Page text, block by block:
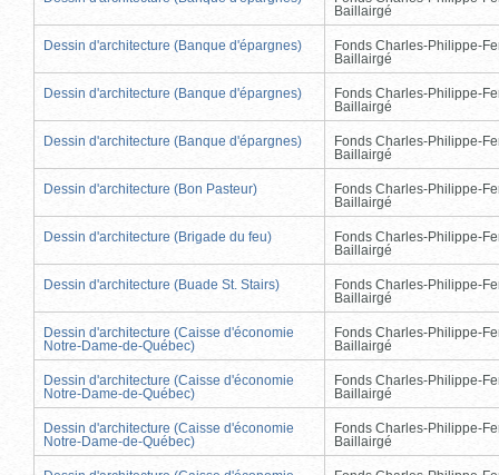
Baillairgé
Dessin d'architecture (Banque d'épargnes)
Fonds Charles-Philippe-
Baillairgé
Dessin d'architecture (Banque d'épargnes)
Fonds Charles-Philippe-
Baillairgé
Dessin d'architecture (Banque d'épargnes)
Fonds Charles-Philippe-
Baillairgé
Dessin d'architecture (Bon Pasteur)
Fonds Charles-Philippe-
Baillairgé
Dessin d'architecture (Brigade du feu)
Fonds Charles-Philippe-
Baillairgé
Dessin d'architecture (Buade St. Stairs)
Fonds Charles-Philippe-
Baillairgé
Dessin d'architecture (Caisse d'économie
Notre-Dame-de-Québec)
Fonds Charles-Philippe-
Baillairgé
Dessin d'architecture (Caisse d'économie
Notre-Dame-de-Québec)
Fonds Charles-Philippe-
Baillairgé
Dessin d'architecture (Caisse d'économie
Notre-Dame-de-Québec)
Fonds Charles-Philippe-
Baillairgé